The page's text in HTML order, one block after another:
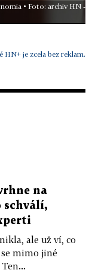
• Foto: archiv HN -
HN+ je zcela bez reklam.
na
schválí,
ale už ví, co
mimo jiné